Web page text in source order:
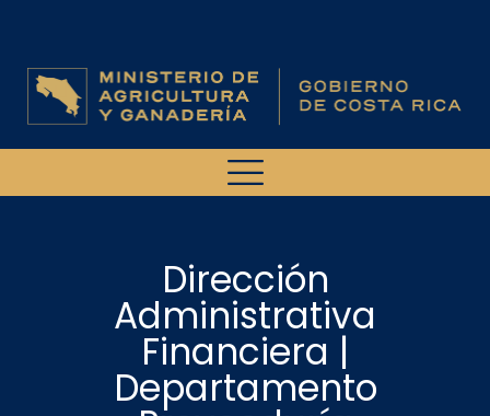
Dirección
Administrativa
Financiera |
Departamento